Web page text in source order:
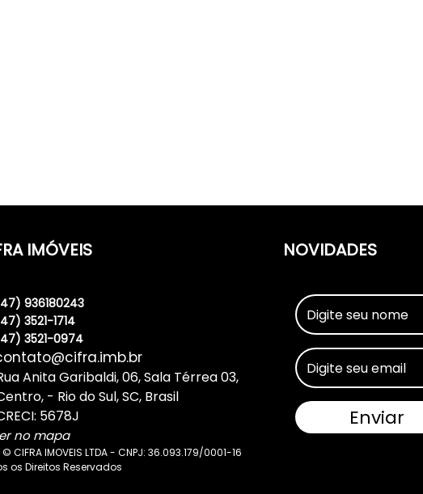
IMÓVEIS
936180243
3521-1714
3521-0974
Anita Garibaldi,06,Sala Térrea 03,
, Rio do Sul,SC, Brasil
5678J
no mapa
CIFRA IMOVEIS LTDA - CNPJ: 36.093.179/0001-16
os Direitos Reservados
NOVIDADES